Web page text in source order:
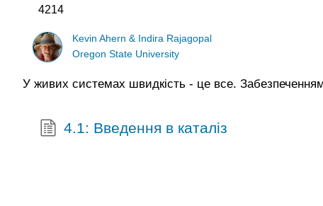
4214
Kevin Ahern & Indira Rajagopal
Oregon State University
У живих системах швидкість - це все. Забезпеченням
4.1: Введення в каталіз